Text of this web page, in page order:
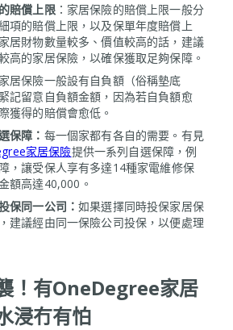
賠償上限：家居保險的賠償上限一般分
項的賠償上限，以及保單年度賠償上
居財物數量較多、價值較高的話，建議
高的家居保險，以確保獲取足夠保障。
家居保險一般設有自負額（俗稱墊底
記留意自負額金額，因為若自負額愈
獲得的賠償會愈低。
保障： 每一個家都有各自的需要。有見
家居保險提供一系列自選保障，例
，讓受保人享有多達14種家電維修保
額高達40,000。
保同一公司：如果選擇同時投保家居保
建議經由同一保險公司投保，以便處理
！有OneDegree家居
浸冇有怕